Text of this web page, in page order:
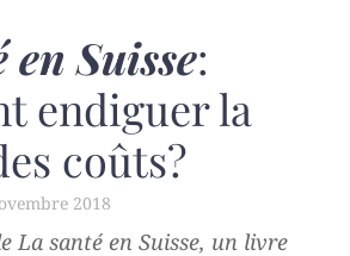
en Suisse:
endiguer la
coûts?
2018
La santé en Suisse, un livre